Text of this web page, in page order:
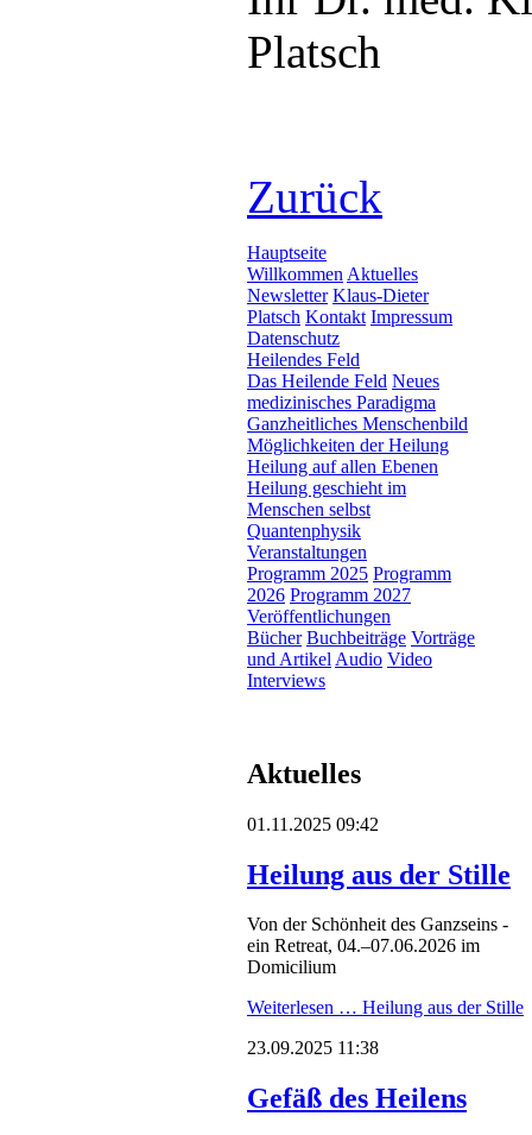
Platsch
Zurück
Hauptseite
Willkommen Aktuelles
Newsletter Klaus-Dieter
Platsch Kontakt Impressum
Datenschutz
Heilendes Feld
Das Heilende Feld Neues
medizinisches Paradigma
Ganzheitliches Menschenbild
Möglichkeiten der Heilung
Heilung auf allen Ebenen
Heilung geschieht im
Menschen selbst
Quantenphysik
Veranstaltungen
Programm 2025 Programm
2026 Programm 2027
Veröffentlichungen
Bücher Buchbeiträge Vorträge
und Artikel Audio Video
Interviews
Aktuelles
01.11.2025 09:42
Heilung aus der Stille
Von der Schönheit des Ganzseins -
ein Retreat, 04.–07.06.2026 im
Domicilium
Weiterlesen … Heilung aus der Stille
23.09.2025 11:38
Gefäß des Heilens